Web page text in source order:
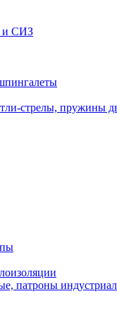
и СИЗ
стрелы, пружины
патроны